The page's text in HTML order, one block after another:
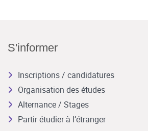
S'informer
Inscriptions / candidatures
Organisation des études
Alternance / Stages
Partir étudier à l’étranger